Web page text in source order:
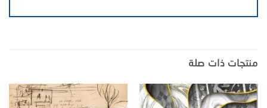
منتجات ذات صلة